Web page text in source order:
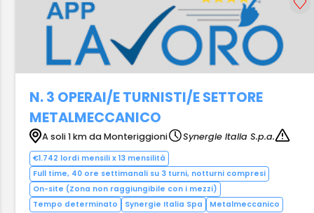
N. 3 OPERAI/E TURNISTI/E SETTORE
METALMECCANICO
A soli 1 km da Monteriggioni Synergie Italia S.p.a.
€1.742 lordi mensili x 13 mensilità
Full time, 40 ore settimanali su 3 turni, notturni compresi
On-site (Zona non raggiungibile con i mezzi)
Tempo determinato
Synergie Italia Spa Metalmeccanico